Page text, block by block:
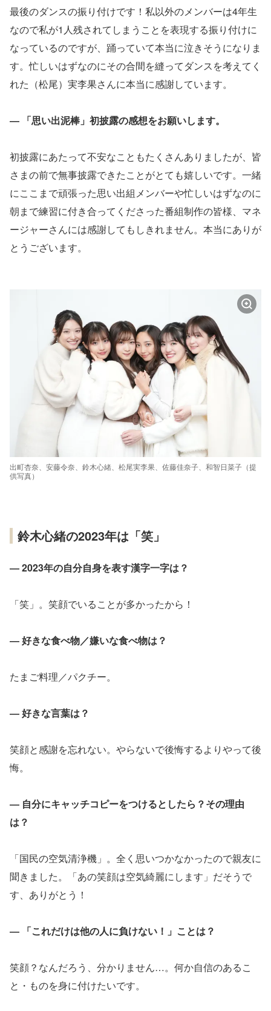
最後のダンスの振り付けです！私以外のメンバーは4年生
なので私が1人残されてしまうことを表現する振り付けに
なっているのですが、踊っていて本当に泣きそうになりま
す。忙しいはずなのにその合間を縫ってダンスを考えてく
れた（松尾）実李果さんに本当に感謝しています。
― 「思い出泥棒」初披露の感想をお願いします。
初披露にあたって不安なこともたくさんありましたが、皆
さまの前で無事披露できたことがとても嬉しいです。一緒
にここまで頑張った思い出組メンバーや忙しいはずなのに
朝まで練習に付き合ってくださった番組制作の皆様、マネ
ージャーさんには感謝してもしきれません。本当にありが
とうございます。
出町杏奈、安藤令奈、鈴木心緒、松尾実李果、佐藤佳奈子、和智日菜子（提
供写真）
鈴木心緒の2023年は「笑」
― 2023年の自分自身を表す漢字一字は？
「笑」。笑顔でいることが多かったから！
― 好きな食べ物／嫌いな食べ物は？
たまご料理／パクチー。
― 好きな言葉は？
笑顔と感謝を忘れない。やらないで後悔するよりやって後
悔。
― 自分にキャッチコピーをつけるとしたら？その理由
は？
「国民の空気清浄機」。全く思いつかなかったので親友に
聞きました。「あの笑顔は空気綺麗にします」だそうで
す、ありがとう！
― 「これだけは他の人に負けない！」ことは？
笑顔？なんだろう、分かりません…。何か自信のあるこ
と・ものを身に付けたいです。